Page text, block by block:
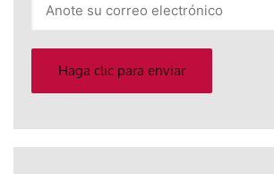
electrónico
Haga clic para enviar